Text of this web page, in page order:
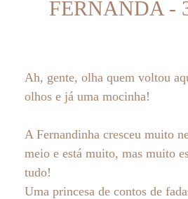
FERNANDA -
Ah, gente, olha quem voltou
olhos e já uma mocinha!
A Fernandinha cresceu muito
meio e está muito, mas muito
tudo!
Uma princesa de contos de